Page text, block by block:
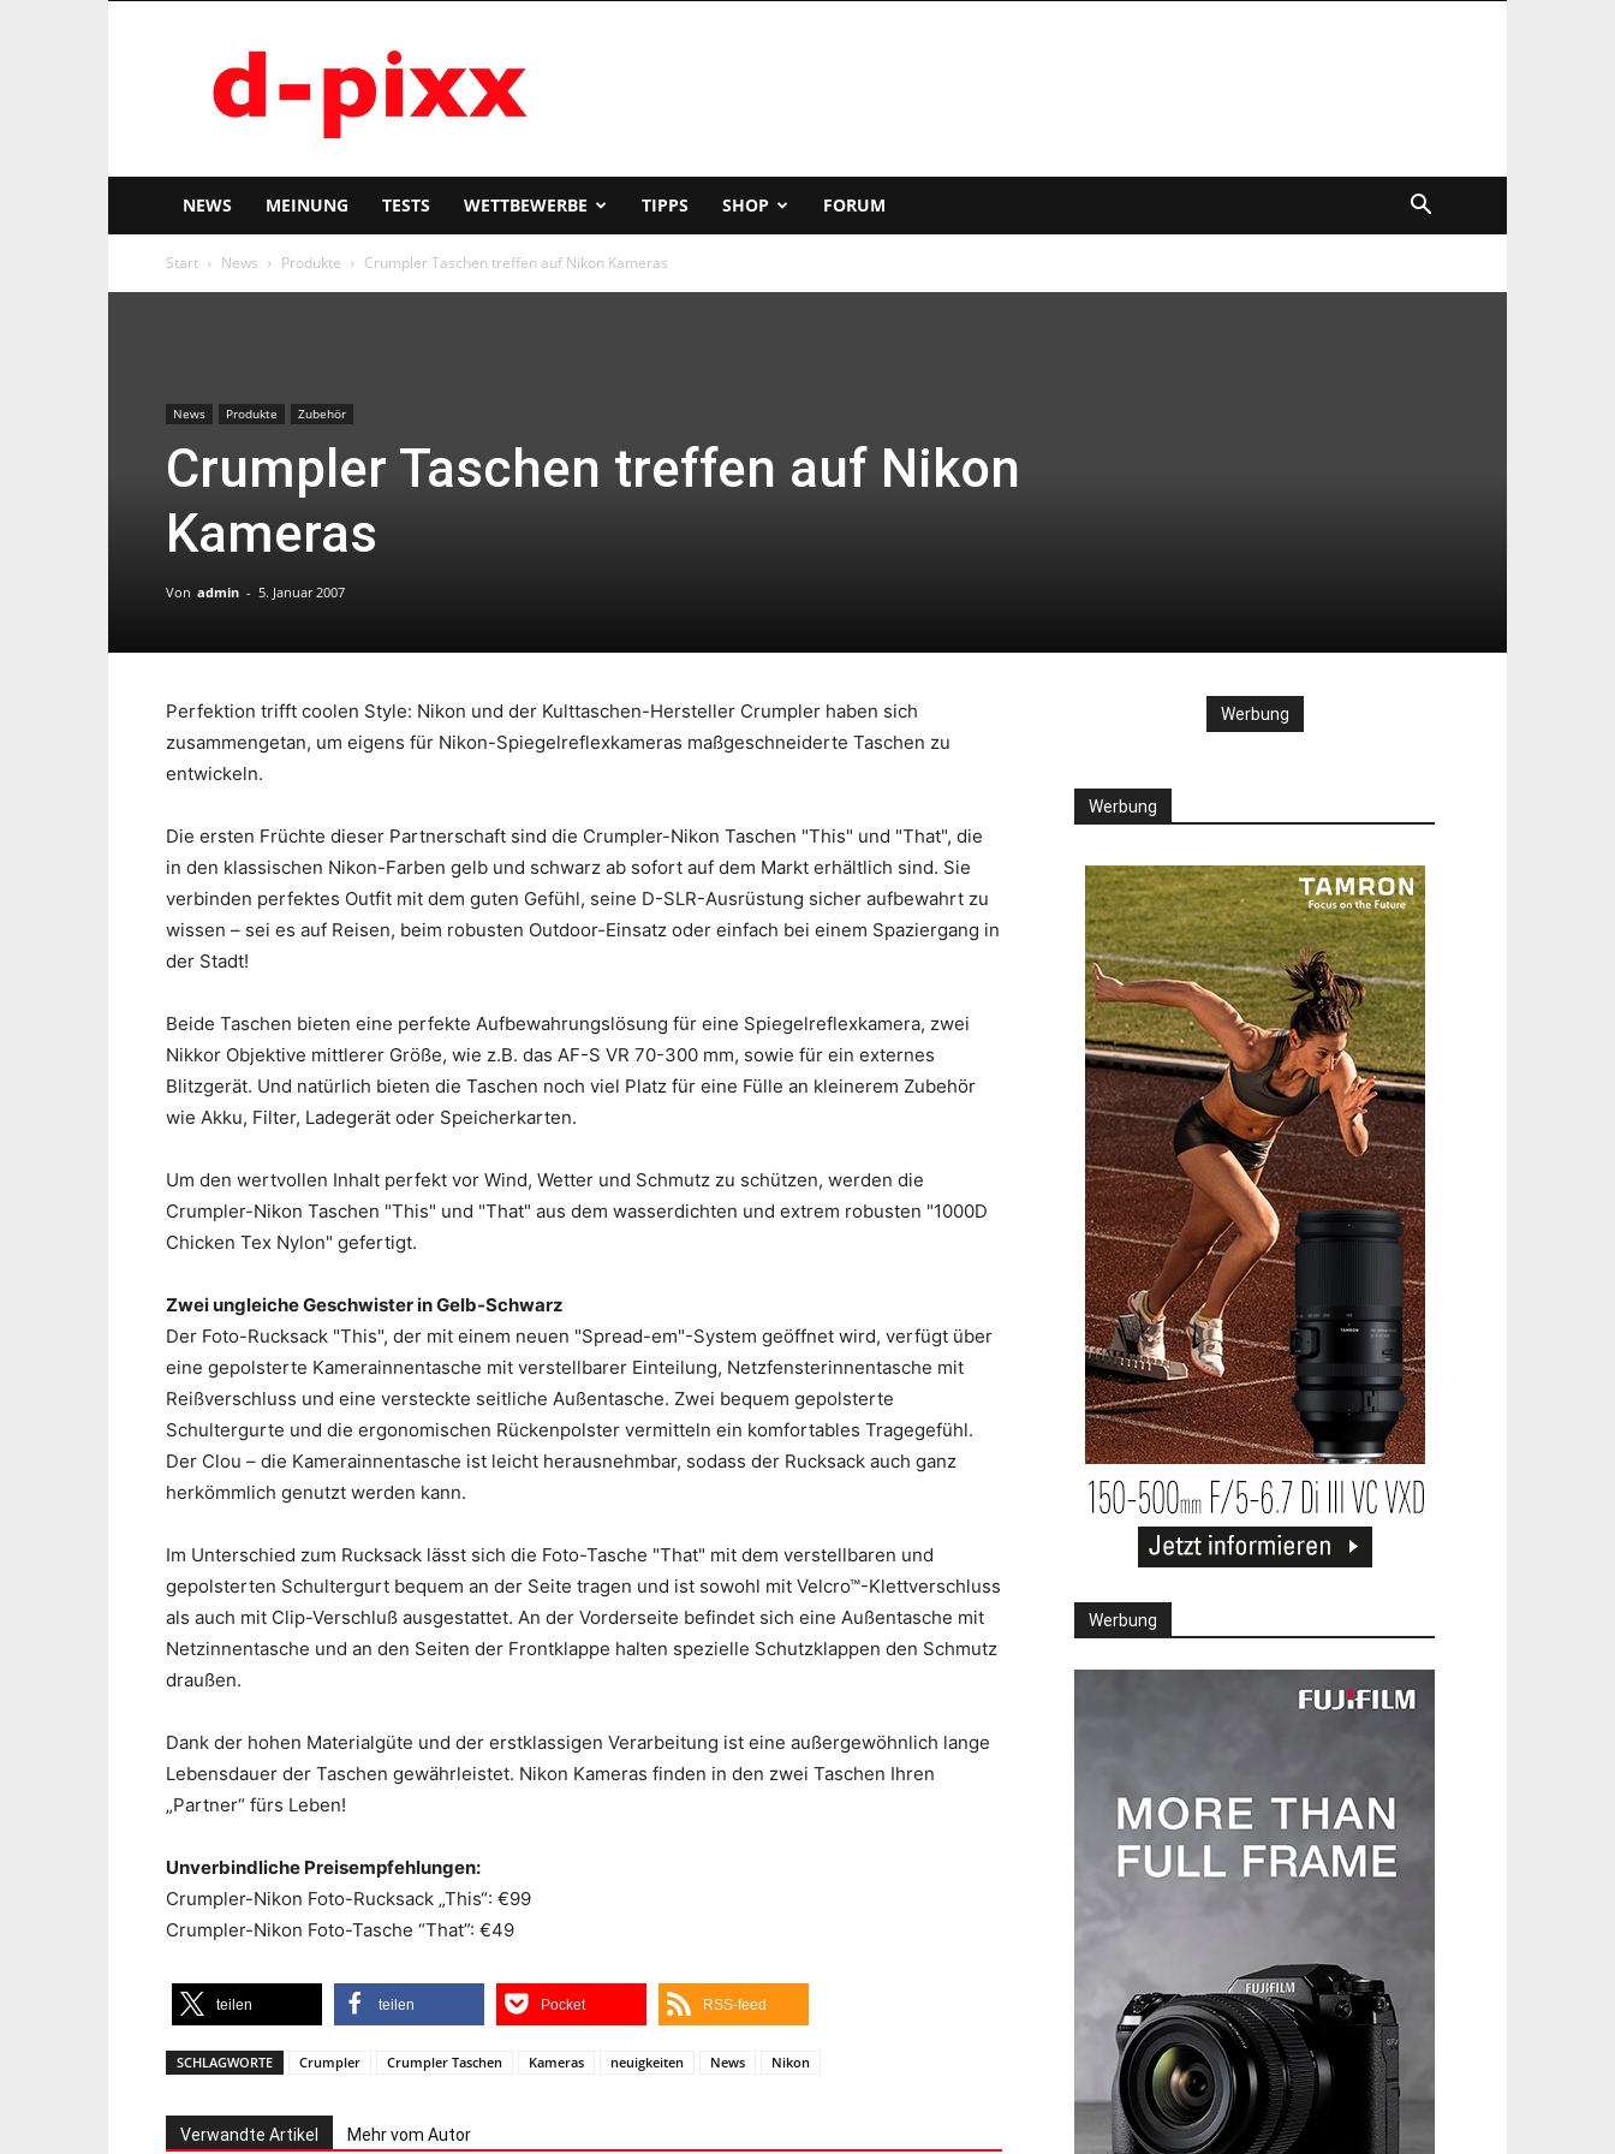
pixx
NEWS MEINUNG TESTS WETTBEWERBE TIPPS SHOP FORUM
Start News Produkte Crumpler Taschen treffen auf Nikon Kameras
News Produkte Zubehör
Crumpler Taschen treffen auf Nikon
Kameras
Von admin - 5. Januar 2007
Perfektion trifft coolen Style: Nikon und der Kulttaschen-Hersteller Crumpler haben sich
zusammengetan, um eigens für Nikon-Spiegelreflexkameras maßgeschneiderte Taschen zu
entwickeln.
Die ersten Früchte dieser Partnerschaft sind die Crumpler-Nikon Taschen "This" und "That", die
in den klassischen Nikon-Farben gelb und schwarz ab sofort auf dem Markt erhältlich sind. Sie
verbinden perfektes Outfit mit dem guten Gefühl, seine D-SLR-Ausrüstung sicher aufbewahrt zu
wissen – sei es auf Reisen, beim robusten Outdoor-Einsatz oder einfach bei einem Spaziergang in
der Stadt!
Beide Taschen bieten eine perfekte Aufbewahrungslösung für eine Spiegelreflexkamera, zwei
Nikkor Objektive mittlerer Größe, wie z.B. das AF-S VR 70-300 mm, sowie für ein externes
Blitzgerät. Und natürlich bieten die Taschen noch viel Platz für eine Fülle an kleinerem Zubehör
wie Akku, Filter, Ladegerät oder Speicherkarten.
Um den wertvollen Inhalt perfekt vor Wind, Wetter und Schmutz zu schützen, werden die
Crumpler-Nikon Taschen "This" und "That" aus dem wasserdichten und extrem robusten "1000D
Chicken Tex Nylon" gefertigt.
Zwei ungleiche Geschwister in Gelb-Schwarz
Der Foto-Rucksack "This", der mit einem neuen "Spread-em"-System geöffnet wird, verfügt über
eine gepolsterte Kamerainnentasche mit verstellbarer Einteilung, Netzfensterinnentasche mit
Reißverschluss und eine versteckte seitliche Außentasche. Zwei bequem gepolsterte
Schultergurte und die ergonomischen Rückenpolster vermitteln ein komfortables Tragegefühl.
Der Clou – die Kamerainnentasche ist leicht herausnehmbar, sodass der Rucksack auch ganz
herkömmlich genutzt werden kann.
Im Unterschied zum Rucksack lässt sich die Foto-Tasche "That" mit dem verstellbaren und
gepolsterten Schultergurt bequem an der Seite tragen und ist sowohl mit Velcro™-Klettverschluss
als auch mit Clip-Verschluß ausgestattet. An der Vorderseite befindet sich eine Außentasche mit
Netzinnentasche und an den Seiten der Frontklappe halten spezielle Schutzklappen den Schmutz
draußen.
Dank der hohen Materialgüte und der erstklassigen Verarbeitung ist eine außergewöhnlich lange
Lebensdauer der Taschen gewährleistet. Nikon Kameras finden in den zwei Taschen Ihren
„Partner“ fürs Leben!
Unverbindliche Preisempfehlungen:
Crumpler-Nikon Foto-Rucksack „This“: €99
Crumpler-Nikon Foto-Tasche “That”: €49
teilen teilen Pocket RSS-feed
SCHLAGWORTE Crumpler Crumpler Taschen Kameras neuigkeiten News Nikon
Verwandte Artikel Mehr vom Autor
Werbung
Werbung
Werbung